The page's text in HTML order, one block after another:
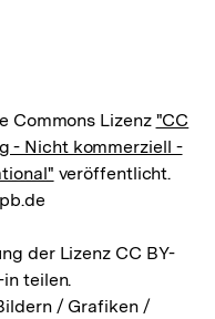
Commons Lizenz "CC
- Nicht kommerziell -
veröffentlicht.
der Lizenz CC BY-
teilen.
/ Grafiken /